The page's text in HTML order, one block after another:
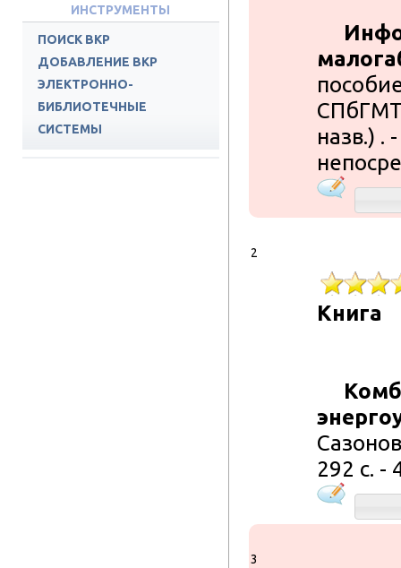
ИНСТРУМЕНТЫ
ПОИСК ВКР
ДОБАВЛЕНИЕ ВКР
ЭЛЕКТРОННО-
БИБЛИОТЕЧНЫЕ
СИСТЕМЫ
назв.) .
2
Книга
292 с. -
3